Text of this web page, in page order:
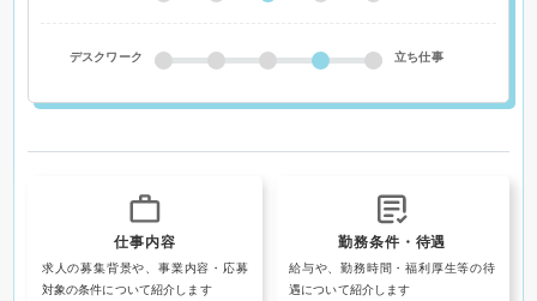
デスクワーク 立ち仕事
仕事内容
求人の募集背景や、事業内容・応募
対象の条件について紹介します
勤務条件・待遇
給与や、勤務時間・福利厚生等の待
遇について紹介します